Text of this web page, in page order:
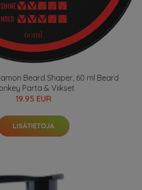
Beard Shaper, 60 ml Beard
Parta & Viikset
19.95 EUR
LISÄTIETOJA